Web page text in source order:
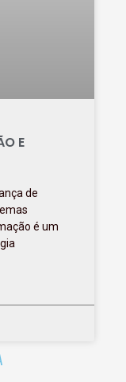
E
de
é um